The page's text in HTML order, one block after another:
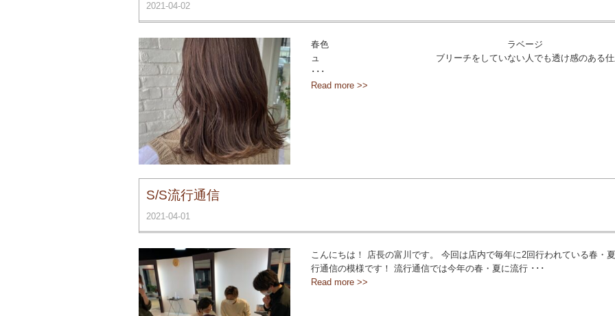
2021-04-02
春色 ラベージ
ュ️ ブリーチをしていない人でも透け感のある仕
･･･
Read more >>
S/S流行通信
2021-04-01
こんにちは！ 店長の富川です。 今回は店内で毎年に2回行われている春・
行通信の模様です！ 流行通信では今年の春・夏に流行 ･･･
Read more >>